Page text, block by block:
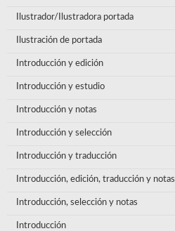
Ilustrador/Ilustradora portada
Ilustración de portada
Introducción y edición
Introducción y estudio
Introducción y notas
Introducción y selección
Introducción y traducción
Introducción, edición, traducción y notas
Introducción, selección y notas
Introducción